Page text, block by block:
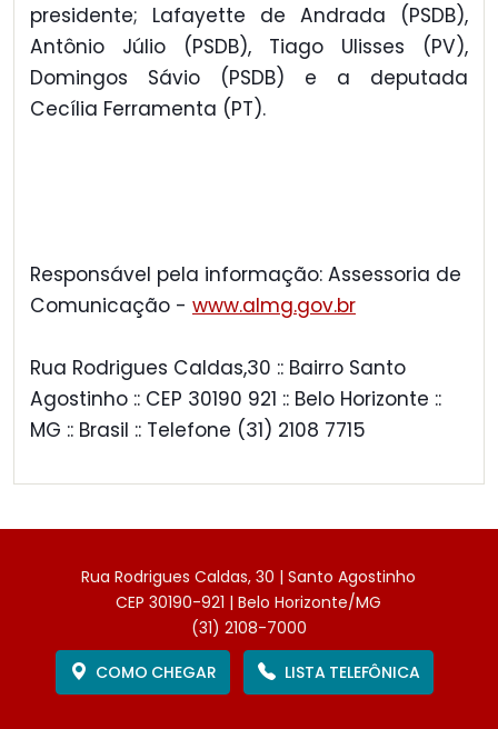
presidente; Lafayette de Andrada (PSDB),
Antônio Júlio (PSDB), Tiago Ulisses (PV),
Domingos Sávio (PSDB) e a deputada
Cecília Ferramenta (PT).
Responsável pela informação: Assessoria de
Comunicação - www.almg.gov.br
Rua Rodrigues Caldas,30 :: Bairro Santo
Agostinho :: CEP 30190 921 :: Belo Horizonte ::
MG :: Brasil :: Telefone (31) 2108 7715
Rua Rodrigues Caldas, 30 | Santo Agostinho
CEP 30190-921 | Belo Horizonte/MG
(31) 2108-7000
COMO CHEGAR
LISTA TELEFÔNICA